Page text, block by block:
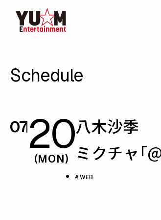
Schedule
0720
(MON)
八木沙季
ミクチャ「
# WEB